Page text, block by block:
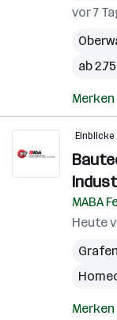
vor 7
ab
Merken
Einblicke
MABA
Heute
Merken